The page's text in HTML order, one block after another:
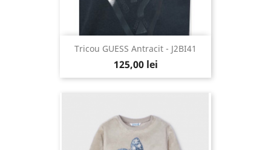
Tricou GUESS Antracit - J2BI41
125,00 lei